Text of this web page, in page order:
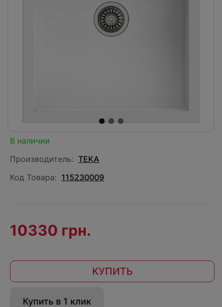
В наличии
Производитель: TEKA
Код Товара: 115230009
10330 грн.
КУПИТЬ
Купить в 1 клик